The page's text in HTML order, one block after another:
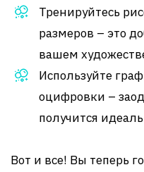
Тренируйтесь
размеров – это
вашем
Используйте
оцифровки –
получится
Вот и все! Вы теперь